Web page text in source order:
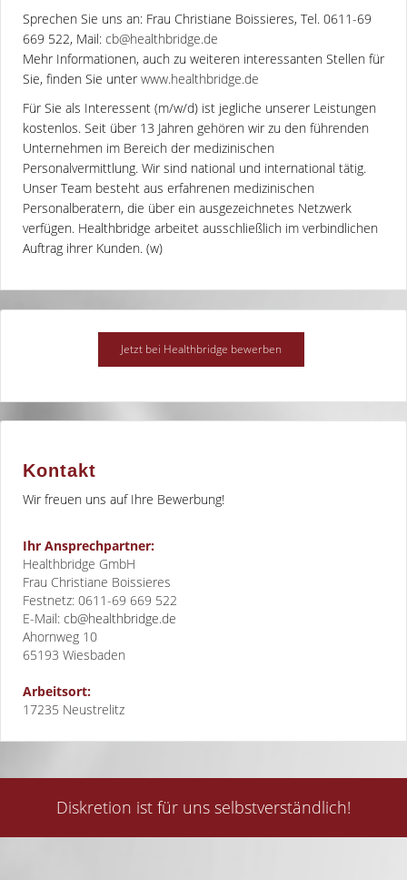
Sprechen Sie uns an: Frau Christiane Boissieres, Tel. 0611-69
669 522, Mail: cb@healthbridge.de
Mehr Informationen, auch zu weiteren interessanten Stellen für
Sie, finden Sie unter www.healthbridge.de
Für Sie als Interessent (m/w/d) ist jegliche unserer Leistungen
kostenlos. Seit über 13 Jahren gehören wir zu den führenden
Unternehmen im Bereich der medizinischen
Personalvermittlung. Wir sind national und international tätig.
Unser Team besteht aus erfahrenen medizinischen
Personalberatern, die über ein ausgezeichnetes Netzwerk
verfügen. Healthbridge arbeitet ausschließlich im verbindlichen
Auftrag ihrer Kunden. (w)
Kontakt
Wir freuen uns auf Ihre Bewerbung!
Ihr Ansprechpartner:
Healthbridge GmbH
Frau Christiane Boissieres
Festnetz: 0611-69 669 522
E-Mail: cb@healthbridge.de
Ahornweg 10
65193 Wiesbaden
Arbeitsort:
17235 Neustrelitz
Diskretion ist für uns selbstverständlich!